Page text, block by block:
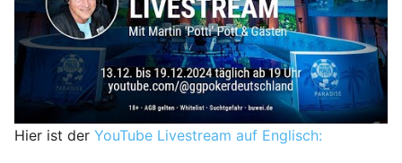
Hier ist der YouTube Livestream auf Englisch: